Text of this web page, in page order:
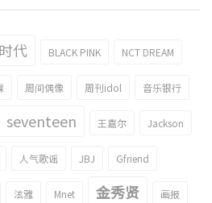
代 BLACK PINK NCT DREAM
周间偶像 周刊idol 音乐银行
seventeen 王嘉尔 Jackson
人气歌谣 JBJ Gfriend
泫雅 Mnet 金秀贤 画报